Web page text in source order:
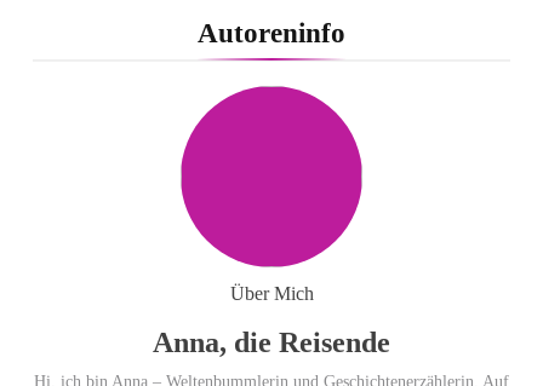
Studie sieht LCC zum siebten
Mal in Folge vorn
Cool down am Hintertuxer
Gletscher
Ägypten erleben mit Builder
Travel: sicher, persönlich und gut
begleitet
Autoreninfo
Über Mich
Anna, die Reisende
Hi, ich bin Anna – Weltenbummlerin und Geschichtenerzählerin. Auf